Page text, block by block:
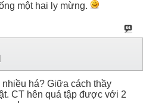
một hai ly mừng.
há? Giữa cách thầy
CT hên quá tập được với 2